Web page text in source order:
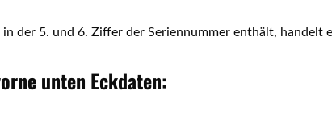
der 5. und 6. Ziffer der Seriennummer enthält, handelt
unten Eckdaten: